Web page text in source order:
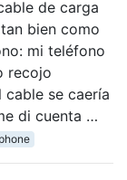
de carga
bien como
mi teléfono
recojo
cable se caería
di cuenta …
phone